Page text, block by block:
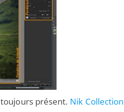
présent. Nik Collection